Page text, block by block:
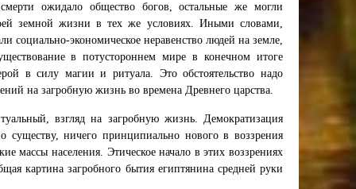
ожидало общество богов, остальные же могли
земной жизни в тех же условиях. Иными словами,
социально-экономическое неравенство людей на земле,
в потустороннем мире в конечном итоге
в силу магии и ритуала. Это обстоятельство надо
на загробную жизнь во времена Древнего царства.
взгляд на загробную жизнь. Демократизация
ничего принципиально нового в воззрения
массы населения. Этическое начало в этих воззрениях
картина загробного бытия египтянина средней руки